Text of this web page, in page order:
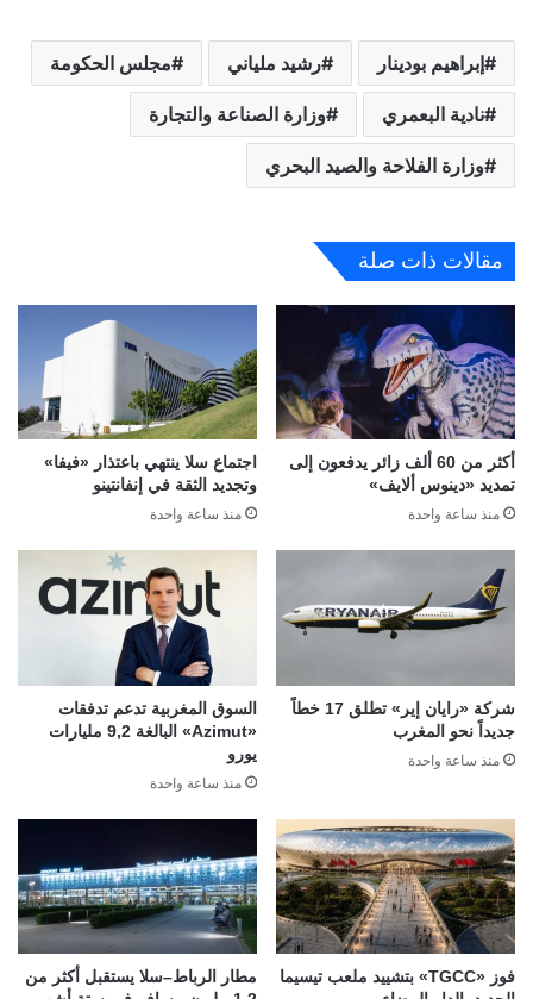
إبراهيم بودينار رشيد ملياني مجلس الحكومة
نادية البعمري وزارة الصناعة والتجارة
وزارة الفلاحة والصيد البحري
مقالات ذات صلة
أكثر من 60 ألف زائر يدفعون إلى
تمديد «دينوس ألايف»
منذ ساعة واحدة
اجتماع سلا ينتهي باعتذار «فيفا»
وتجديد الثقة في إنفانتينو
منذ ساعة واحدة
شركة «رايان إير» تطلق 17 خطاً
جديداً نحو المغرب
منذ ساعة واحدة
السوق المغربية تدعم تدفقات
«Azimut» البالغة 9,2 مليارات
يورو
منذ ساعة واحدة
فوز «TGCC» بتشييد ملعب تيسيما
مطار الرباط–سلا يستقبل أكثر من